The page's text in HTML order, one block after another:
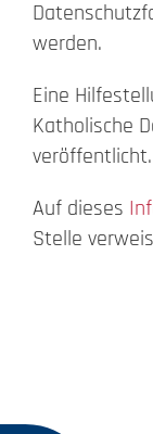
werden.
Eine
Katholische
veröffentlicht.
Auf dieses
Stelle